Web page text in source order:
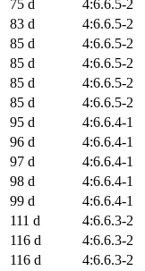
75 d
4:6.6.5-2
83 d
4:6.6.5-2
85 d
4:6.6.5-2
85 d
4:6.6.5-2
85 d
4:6.6.5-2
85 d
4:6.6.5-2
95 d
4:6.6.4-1
96 d
4:6.6.4-1
97 d
4:6.6.4-1
98 d
4:6.6.4-1
99 d
4:6.6.4-1
111 d
4:6.6.3-2
116 d
4:6.6.3-2
116 d
4:6.6.3-2